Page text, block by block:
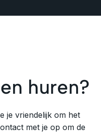
huren?
je vriendelijk om het
met je op om de